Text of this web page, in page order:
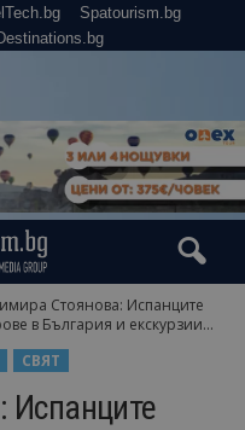
Spatourism.bg
Стоянова: Испанците
в България и екскурзии...
СВЯТ
Испанците